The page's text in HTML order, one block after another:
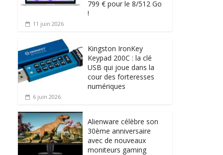
799 € pour le 8/512 Go
!
11 juin 2026
Kingston IronKey
Keypad 200C : la clé
USB qui joue dans la
cour des forteresses
numériques
6 juin 2026
Alienware célèbre son
30ème anniversaire
avec de nouveaux
moniteurs gaming